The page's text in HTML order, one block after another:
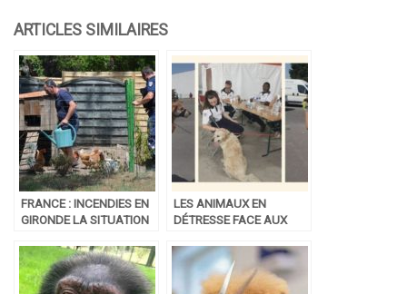
FRANCE : INCENDIES EN
GIRONDE LA SITUATION
ANIMAUX
LES ANIMAUX EN
DÉTRESSE FACE AUX